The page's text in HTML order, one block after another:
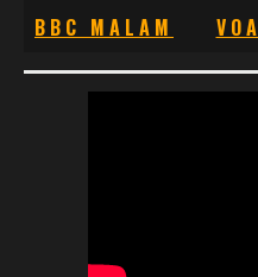
BBC MALAM